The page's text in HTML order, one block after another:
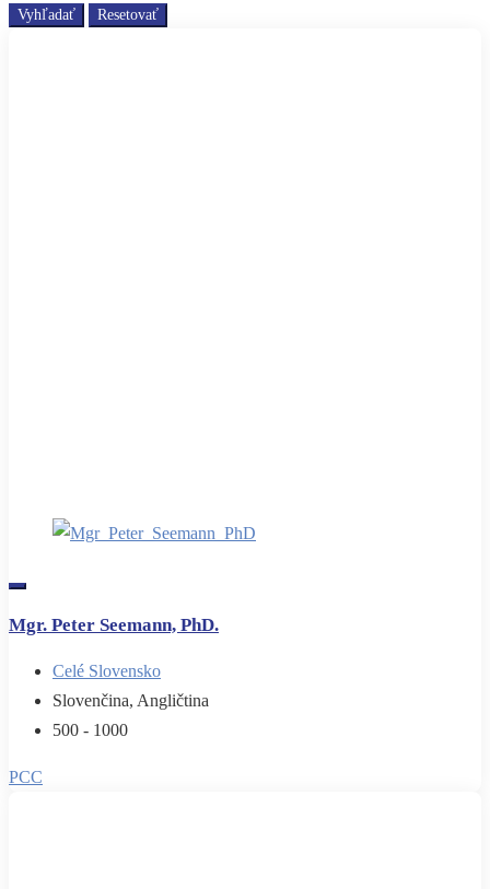
Vyhľadať Resetovať
Mgr. Peter Seemann, PhD.
Celé Slovensko
Slovenčina, Angličtina
500 - 1000
PCC